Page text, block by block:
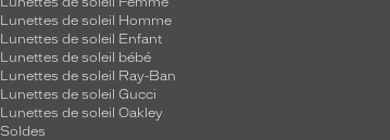
Lunettes de soleil Homme
Lunettes de soleil Enfant
Lunettes de soleil bébé
Lunettes de soleil Ray-Ban
Lunettes de soleil Gucci
Lunettes de soleil Oakley
Soldes